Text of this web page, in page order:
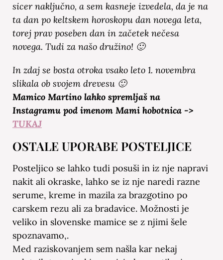
sicer naključno, a sem kasneje izvedela, da je na
ta dan po keltskem horoskopu dan novega leta,
torej prav poseben dan in začetek nečesa
novega. Tudi za našo družino! 🙂
In zdaj se bosta otroka vsako leto 1. novembra
slikala ob svojem drevesu 🙂
Mamico Martino lahko spremljaš na
Instagramu pod imenom Mami hobotnica ->
TUKAJ
OSTALE UPORABE POSTELJICE
Posteljico se lahko tudi posuši in iz nje napravi
nakit ali okraske, lahko se iz nje naredi razne
serume, kreme in mazila za brazgotino po
carskem rezu ali za bradavice. Možnosti je
veliko in slovenske mamice se z njimi šele
spoznavamo,.
Med raziskovanjem sem našla kar nekaj